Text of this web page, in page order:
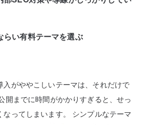
らい有料テーマを選ぶ
入がややこしいテーマは、それだけで
開までに時間がかかりすぎると、せっ
ってしまいます。
シンプルなテーマ